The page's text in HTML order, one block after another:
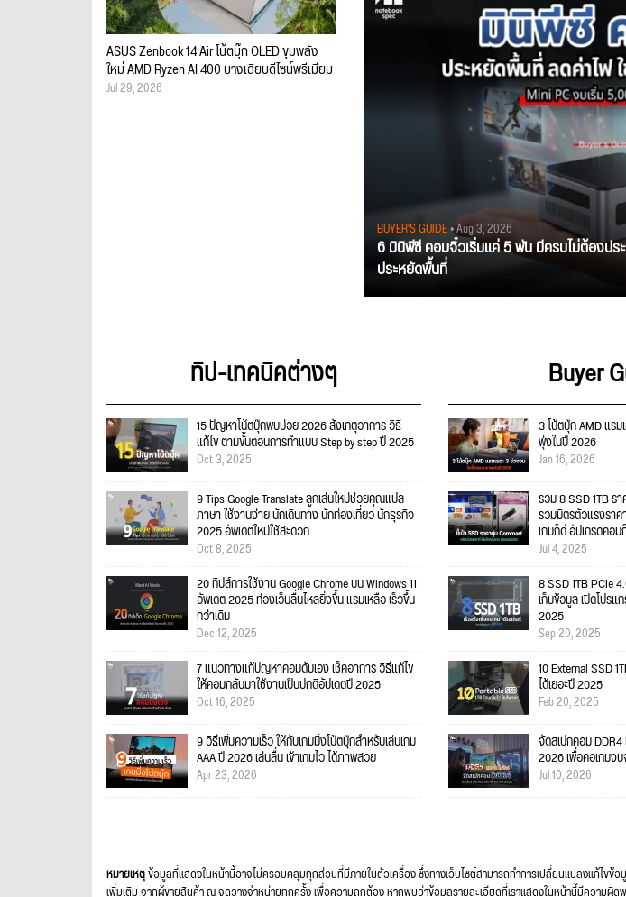
BUYER'S GUIDE• Aug 3, 2026
6 มินิพีซี คอมจิ๋วเริ่มแค่ 5 พัน มีครบไม่ต้องป
ประหยัดพื้นที่
ASUS Zenbook 14 Air โน้ตบุ๊ก OLED ขุมพลัง
ใหม่ AMD Ryzen AI 400 บางเฉียบดีไซน์พรีเมียม
Jul 29, 2026
ทิป-เทคนิคต่างๆ
15 ปัญหาโน้ตบุ๊กพบบ่อย 2026 สังเกตุอาการ วิธี
แก้ไข ตามขั้นตอนการทำแบบ Step by step ปี 2025
Oct 3, 2025
9 Tips Google Translate ลูกเล่นใหม่ช่วยคุณแปล
ภาษา ใช้งานง่าย นักเดินทาง นักท่องเที่ยว นักธุรกิจ
2025 อัพเดตใหม่ใช้สะดวก
Oct 8, 2025
20 ทิปส์การใช้งาน Google Chrome บน Windows 11
อัพเดต 2025 ท่องเว็บลื่นไหลยิ่งขึ้น แรมเหลือ เร็วขึ้น
กว่าเดิม
Dec 12, 2025
7 แนวทางแก้ปัญหาคอมดับเอง เช็คอาการ วิธีแก้ไข
ให้คอมกลับมาใช้งานเป็นปกติอัปเดตปี 2025
Oct 16, 2025
9 วิธีเพิ่มความเร็ว ให้กับเกมมิ่งโน้ตบุ๊กสำหรับเล่นเกม
AAA ปี 2026 เล่นลื่น เข้าเกมไว ได้ภาพสวย
Apr 23, 2026
Buyer
3 โน้ตบุ๊ก AMD แร
พุ่งในปี 2026
Jan 16, 2026
รวม 8 SSD 1TB ร
รวมมิตรตัวแรงรา
เกมก็ดี อัปเกรดคอม
Jul 4, 2025
8 SSD 1TB PCIe
เก็บข้อมูล เปิดโปรแ
2025
Sep 20, 2025
10 External SSD
ได้เยอะปี 2025
Feb 20, 2025
จัดสเปกคอม
2026 เพื่อคอเกมง
Jul 10, 2026
หมายเหตุข้อมูลที่แสดงในหน้านี้อาจไม่ครอบคลุมทุกส่วนที่มีภายในตัวเครื่อง ซึ่งทางเว็บไซต์สามารถทำการเปลี่ยนแปลงแก้ไ